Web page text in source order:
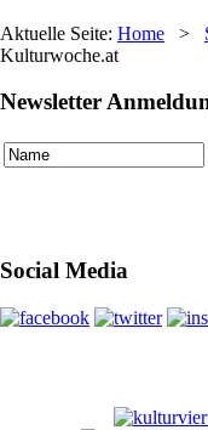
Aktuelle Seite: Home >
Kulturwoche.at
Newsletter
Social Media